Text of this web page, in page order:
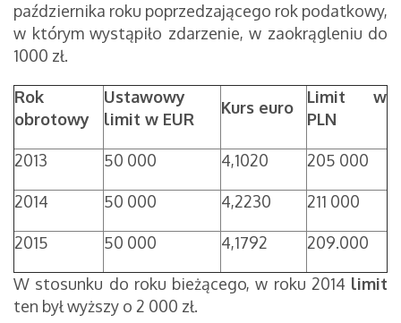
października roku poprzedzającego rok podatkowy,
w którym wystąpiło zdarzenie, w zaokrągleniu do
1000 zł.
Rok
obrotowy
Ustawowy
limit w EUR
Kurs euro
Limit w
PLN
2013 50 000 4,1020 205 000
2014 50 000 4,2230 211 000
2015 50 000 4,1792 209.000
W stosunku do roku bieżącego, w roku 2014 limit
ten był wyższy o 2 000 zł.